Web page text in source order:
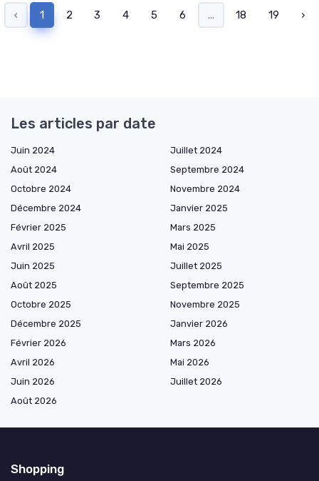
‹ 1 2 3 4 5 6 ... 18 19 ›
Les articles par date
Juin 2024
Juillet 2024
Août 2024
Septembre 2024
Octobre 2024
Novembre 2024
Décembre 2024
Janvier 2025
Février 2025
Mars 2025
Avril 2025
Mai 2025
Juin 2025
Juillet 2025
Août 2025
Septembre 2025
Octobre 2025
Novembre 2025
Décembre 2025
Janvier 2026
Février 2026
Mars 2026
Avril 2026
Mai 2026
Juin 2026
Juillet 2026
Août 2026
Shopping